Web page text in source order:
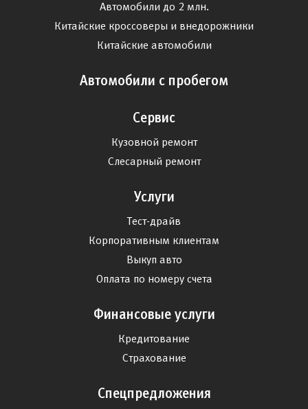
Автомобили до 2 млн.
Китайские кроссоверы и внедорожники
Китайские автомобили
Автомобили с пробегом
Сервис
Кузовной ремонт
Слесарный ремонт
Услуги
Тест-драйв
Корпоративным клиентам
Выкуп авто
Оплата по номеру счета
Финансовые услуги
Кредитование
Страхование
Спецпредложения